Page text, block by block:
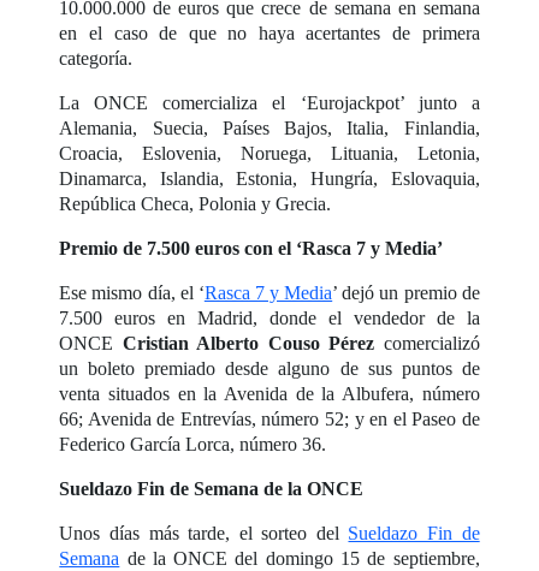
10.000.000 de euros que crece de semana en semana
en el caso de que no haya acertantes de primera
categoría.
La ONCE comercializa el ‘Eurojackpot’ junto a
Alemania, Suecia, Países Bajos, Italia, Finlandia,
Croacia, Eslovenia, Noruega, Lituania, Letonia,
Dinamarca, Islandia, Estonia, Hungría, Eslovaquia,
República Checa, Polonia y Grecia.
Premio de 7.500 euros con el ‘Rasca 7 y Media’
Ese mismo día, el ‘Rasca 7 y Media’ dejó un premio de
7.500 euros en Madrid, donde el vendedor de la
ONCE Cristian Alberto Couso Pérez comercializó
un boleto premiado desde alguno de sus puntos de
venta situados en la Avenida de la Albufera, número
66; Avenida de Entrevías, número 52; y en el Paseo de
Federico García Lorca, número 36.
Sueldazo Fin de Semana de la ONCE
Unos días más tarde, el sorteo del Sueldazo Fin de
Semana de la ONCE del domingo 15 de septiembre,